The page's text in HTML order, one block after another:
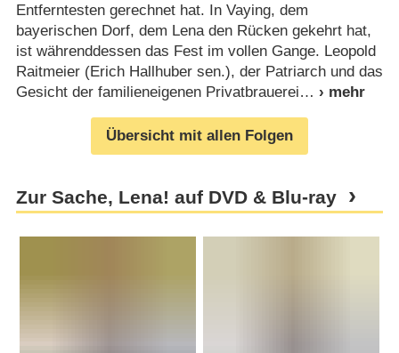
Entferntesten gerechnet hat. In Vaying, dem
bayerischen Dorf, dem Lena den Rücken gekehrt hat,
ist währenddessen das Fest im vollen Gange. Leopold
Raitmeier (Erich Hallhuber sen.), der Patriarch und das
Gesicht der familieneigenen Privatbrauerei
Übersicht mit allen Folgen
Zur Sache, Lena! auf DVD & Blu-ray